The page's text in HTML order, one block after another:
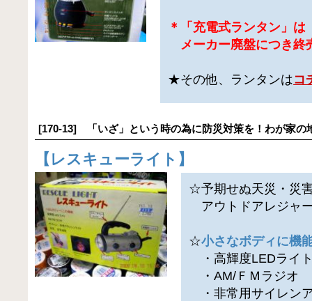
＊「充電式ランタン」は
メーカー廃盤につき終
★その他、ランタンはコ
[170-13] 「いざ」という時の為に防災対策を！わが家の
【 レスキューライト 】
☆予期せぬ天災・災
アウトドアレジャ
☆小さなボディに機
・高輝度LEDライ
・AM/ＦＭラジオ
・非常用サイレン